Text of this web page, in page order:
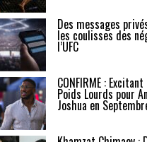
Des messages
les coulisses des
l’UFC
CONFIRMÉ :
Poids Lourds pour
Joshua en